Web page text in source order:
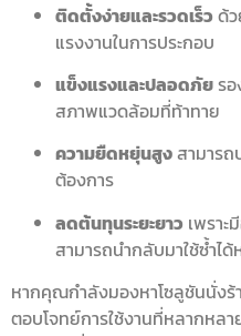
ติดตั้งง่ายและรวดเร็ว ด้
แรงงานในการประกอบ
แข็งแรงและปลอดภัยร
สภาพแวดล้อมที่ท้าทาย
ความยืดหยุ่นสูงสามาร
ต้องการ
ลดต้นทุนระยะยาว เพราะ
สามารถนำกลับมาใช้ซ้ำไ
หากคุณกำลังมองหาโซลูชันนั่ง
ตอบโจทย์การใช้งานที่หลากหลา